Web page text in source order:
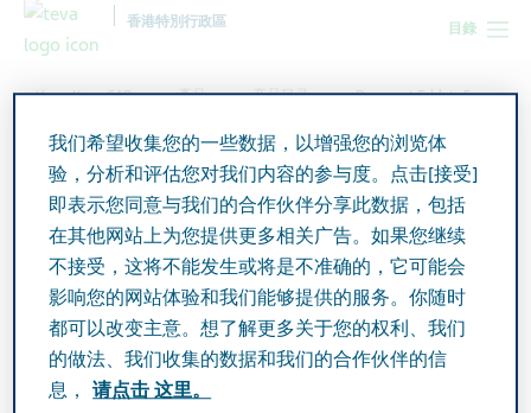
目錄
香港特別行政區
Hong Kong SAR 產品 产品目录 Donecept Tablets 5mg
Donecept Tablets 5mg
Active Ingredient
Donepezil Hydrochloride 5mg
Additional Info
Tablet
我们希望收集您的一些数据，以增强您的浏览体
验，分析和评估您对我们内容的参与度。点击[接受]
即表示您同意与我们的合作伙伴分享此数据，包括
在其他网站上为您提供更多相关广告。如果您继续
不接受，这将不能发生或将是不准确的，它可能会
影响您的网站体验和我们能够提供的服务。你随时
都可以改变主意。想了解更多关于您的权利、我们
的做法、我们收集的数据和我们的合作伙伴的信
息，
请点击 这里。